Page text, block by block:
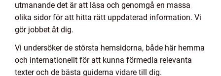
utmanande det är att läsa och genomgå en massa
olika sidor för att hitta rätt uppdaterad information. Vi
gör jobbet åt dig.
Vi undersöker de största hemsidorna, både här hemma
och internationellt för att kunna förmedla relevanta
texter och de bästa guiderna vidare till dig.